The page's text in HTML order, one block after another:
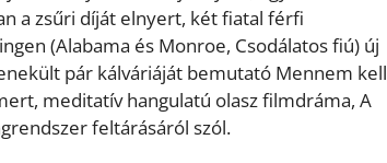
a zsűri díját elnyert, két fiatal férfi
(Alabama és Monroe, Csodálatos fiú) új
pár kálváriáját bemutató Mennem kell
meditatív hangulatú olasz filmdráma, A
feltárásáról szól.